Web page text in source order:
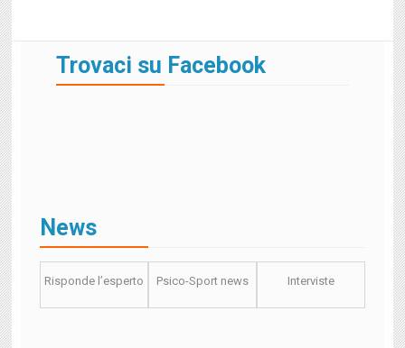
Trovaci su Facebook
News
Risponde l’esperto Psico-Sport news Interviste